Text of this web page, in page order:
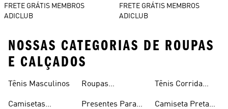
FRETE GRÁTIS MEMBROS
ADICLUB
FRETE GRÁTIS MEMBROS
ADICLUB
NOSSAS CATEGORIAS DE ROUPAS
E CALÇADOS
Tênis Masculinos
Camisetas
Roupas
Presentes Para
Masculinas
Tênis Corrida
Camiseta Preta